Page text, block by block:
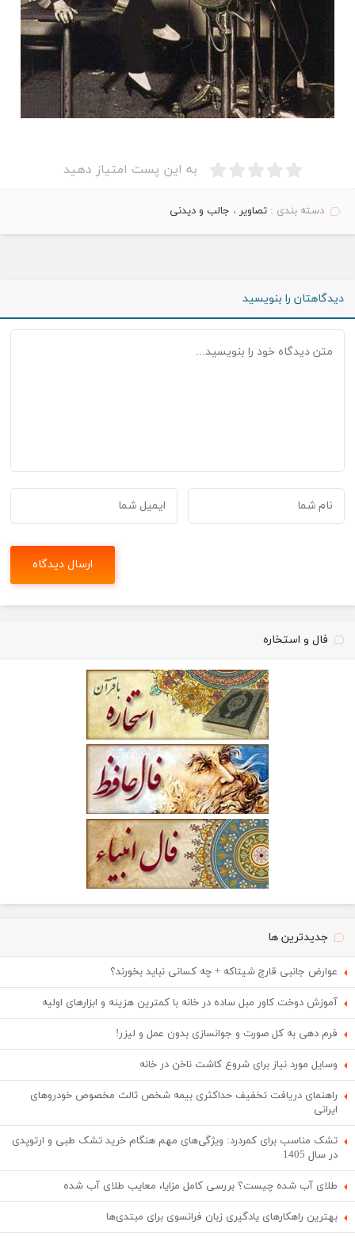
به این پست امتیاز دهید
دسته بندی :تصاویر ، جالب و دیدنی
دیدگاهتان را بنویسید
فال و استخاره
جدیدترین ها
عوارض جانبی قارچ شیتاکه + چه کسانی نباید بخورند؟
آموزش دوخت کاور مبل ساده در خانه با کمترین هزینه و ابزارهای اولیه
فرم دهی به کل صورت و جوانسازی بدون عمل و لیزر!
وسایل مورد نیاز برای شروع کاشت ناخن در خانه
راهنمای دریافت تخفیف حداکثری بیمه شخص ثالث مخصوص خودروهای
ایرانی
تشک مناسب برای کمردرد: ویژگی‌های مهم هنگام خرید تشک طبی و ارتوپدی
در سال 1405
طلای آب شده چیست؟ بررسی کامل مزایا، معایب طلای آب شده
بهترین راهکارهای یادگیری زبان فرانسوی برای مبتدی‌ها